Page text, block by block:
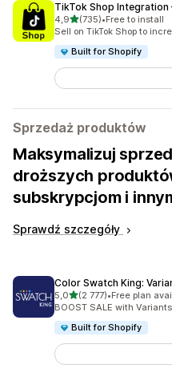
TikTok Shop Integration
4,9na 5 gwiazdek
(735)
Łączna liczba recenzji: 735
•Free to install
Sell on TikTok Shop to
Built for Shopify
Sprzedaż produktów
Maksymalizuj
droższych
subskrypcjom i
Sprawdź szczegóły
Color Swatch King:
5,0na 5 gwiazdek
(2 777)
Łączna liczba recenzji:
•Free plan
BOOST SALE with
Built for Shopify